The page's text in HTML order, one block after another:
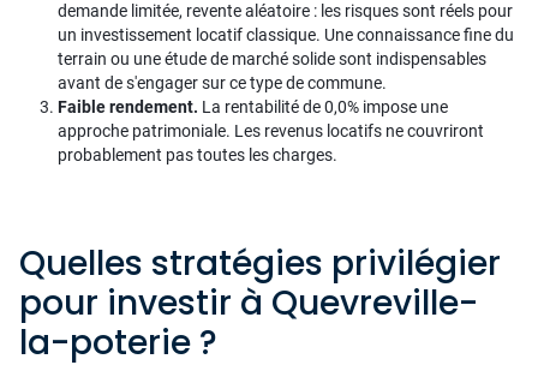
demande limitée, revente aléatoire : les risques sont réels pour
un investissement locatif classique. Une connaissance fine du
terrain ou une étude de marché solide sont indispensables
avant de s'engager sur ce type de commune.
Faible rendement. La rentabilité de 0,0% impose une
approche patrimoniale. Les revenus locatifs ne couvriront
probablement pas toutes les charges.
Quelles stratégies privilégier
pour investir à Quevreville-
la-poterie ?